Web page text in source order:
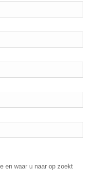
en waar u naar op zoekt